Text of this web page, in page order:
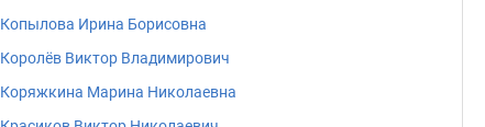
Копылова Ирина Борисовна
Королёв Виктор Владимирович
Коряжкина Марина Николаевна